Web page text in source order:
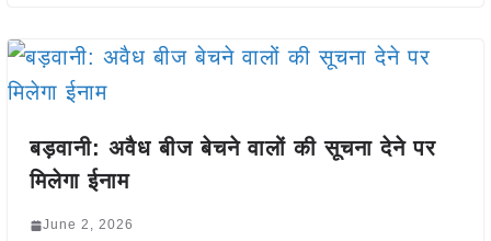
बड़वानी: अवैध बीज बेचने वालों की सूचना देने पर
मिलेगा ईनाम
June 2, 2026